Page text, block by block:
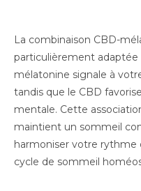
La combinaison CBD-
particulièrement adaptée
mélatonine signale à
tandis que le CBD
mentale. Cette
maintient un sommeil
harmoniser votre rythme
cycle de sommeil